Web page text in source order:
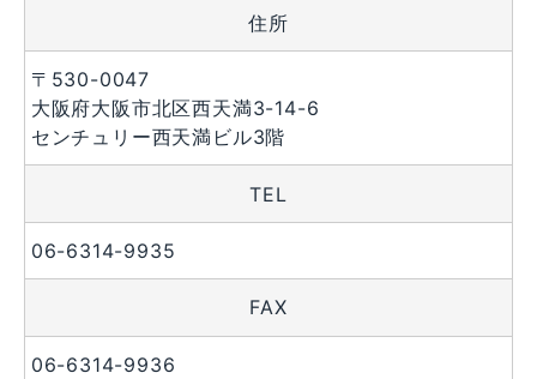
住所
〒530-0047
大阪府大阪市北区西天満3-14-6
センチュリー西天満ビル3階
TEL
06-6314-9935
FAX
06-6314-9936